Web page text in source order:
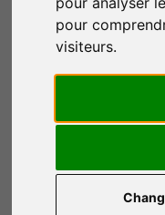
pour
visiteurs.
Lampe Tiffany